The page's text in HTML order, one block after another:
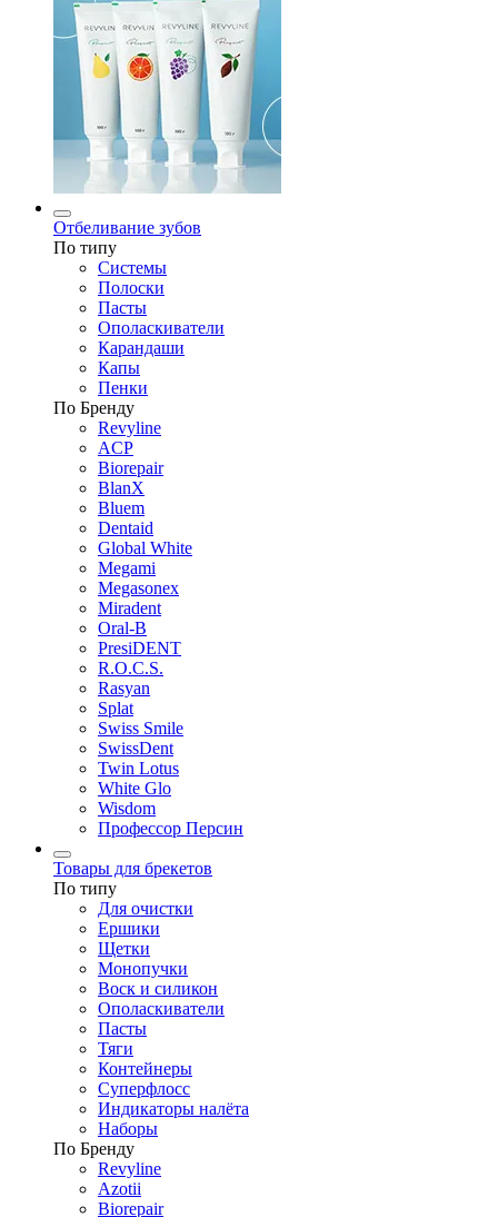
Отбеливание зубов
По типу
Системы
Полоски
Пасты
Ополаскиватели
Карандаши
Капы
Пенки
По Бренду
Revyline
ACP
Biorepair
BlanX
Bluem
Dentaid
Global White
Megami
Megasonex
Miradent
Oral-B
PresiDENT
R.O.C.S.
Rasyan
Splat
Swiss Smile
SwissDent
Twin Lotus
White Glo
Wisdom
Профессор Персин
Товары для брекетов
По типу
Для очистки
Ершики
Щетки
Монопучки
Воск и силикон
Ополаскиватели
Пасты
Тяги
Контейнеры
Суперфлосс
Индикаторы налёта
Наборы
По Бренду
Revyline
Azotii
Biorepair